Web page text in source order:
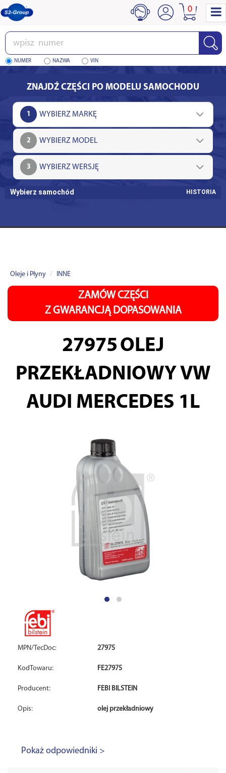
Wpisz
numer
NUMER NAZWA VIN
0
ZNAJDŹ CZĘŚCI PO MODELU SAMOCHODU
1
2
3
Wybierz samochód HISTORIA
Oleje i Płyny INNE
ZAMÓW CZĘŚCI
Z GWARANCJĄ DOPASOWANIA
27975 OLEJ
PRZEKŁADNIOWY VW
AUDI MERCEDES 1L
MPN/TecDoc: 27975
KodTowaru: FE27975
Producent: FEBI BILSTEIN
Opis: olej przekładniowy
Pokaż odpowiedniki >